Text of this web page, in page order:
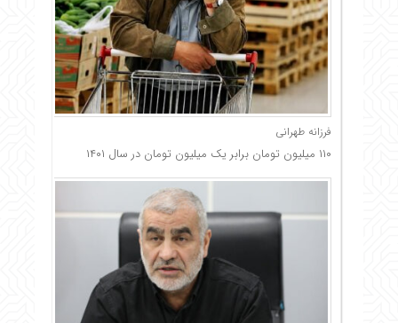
فرزانه طهرانی
۱۱۰ میلیون تومان برابر یک میلیون تومان در سال ۱۴۰۱